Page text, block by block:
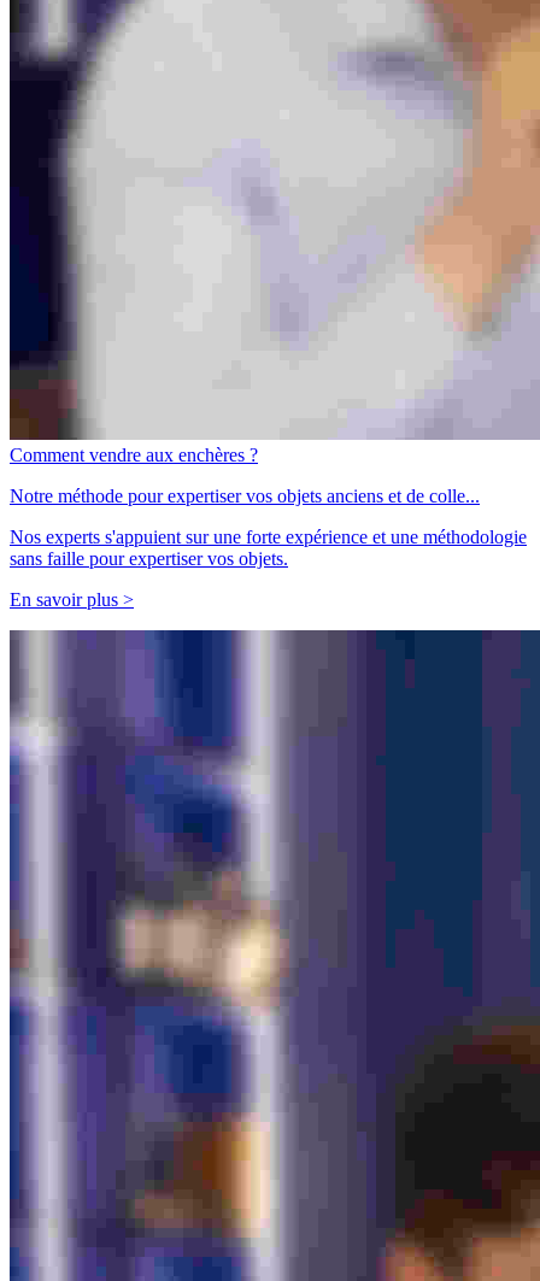
Comment vendre aux enchères ?
Notre méthode pour expertiser vos objets anciens et de colle...
Nos experts s'appuient sur une forte expérience et une méthodologie
sans faille pour expertiser vos objets.
En savoir plus >